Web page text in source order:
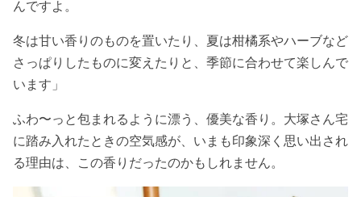
んですよ。
冬は甘い香りのものを置いたり、夏は柑橘系やハーブなど
さっぱりしたものに変えたりと、季節に合わせて楽しんで
います」
ふわ〜っと包まれるように漂う、優美な香り。大塚さん宅
に踏み入れたときの空気感が、いまも印象深く思い出され
る理由は、この香りだったのかもしれません。